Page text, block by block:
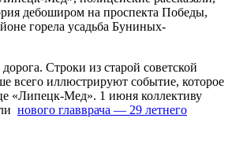
дебоширом на проспекта Победы,
горела усадьба Буниных-
Строки из старой советской
всего иллюстрируют событие, которое
«Липецк-Мед». 1 июня коллективу
нового главврача — 29 летнего